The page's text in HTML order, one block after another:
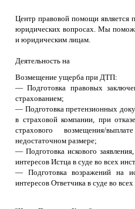
Центр правовой помощи является
юридических вопросах. Мы
и юридическим лицам.
Деятельность на
Возмещение ущерба при ДТП:
— Подготовка правовых
страхованием;
— Подготовка претензионных
в страховой компании, при
страхового возмещения/
недостаточном размере;
— Подготовка искового
интересов Истца в суде во всех
— Подготовка возражений на
интересов Ответчика в суде во